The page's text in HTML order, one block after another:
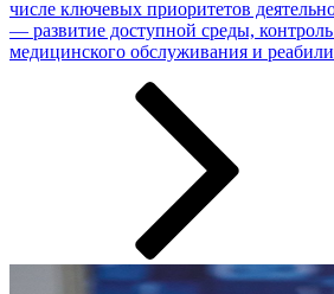
числе ключевых приоритетов
— развитие доступной среды, контроль
медицинского обслуживания и